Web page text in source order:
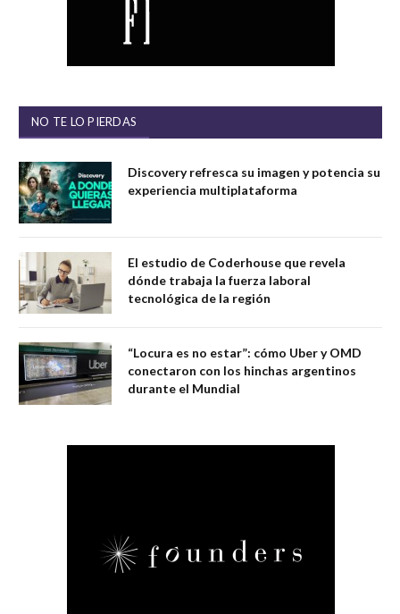
NO TE LO PIERDAS
Discovery refresca su imagen y potencia su
experiencia multiplataforma
El estudio de Coderhouse que revela
dónde trabaja la fuerza laboral
tecnológica de la región
“Locura es no estar”: cómo Uber y OMD
conectaron con los hinchas argentinos
durante el Mundial